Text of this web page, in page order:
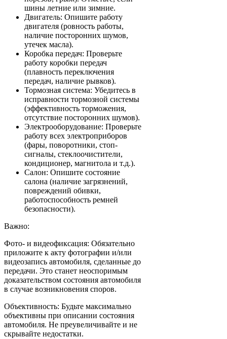
шины летние или зимние.
Двигатель: Опишите работу
двигателя (ровность работы,
наличие посторонних шумов,
утечек масла).
Коробка передач: Проверьте
работу коробки передач
(плавность переключения
передач, наличие рывков).
Тормозная система: Убедитесь в
исправности тормозной системы
(эффективность торможения,
отсутствие посторонних шумов).
Электрооборудование: Проверьте
работу всех электроприборов
(фары, поворотники, стоп-
сигналы, стеклоочистители,
кондиционер, магнитола и т.д.).
Салон: Опишите состояние
салона (наличие загрязнений,
повреждений обивки,
работоспособность ремней
безопасности).
Важно:
Фото- и видеофиксация: Обязательно
приложите к акту фотографии и/или
видеозапись автомобиля, сделанные до
передачи. Это станет неоспоримым
доказательством состояния автомобиля
в случае возникновения споров.
Объективность: Будьте максимально
объективны при описании состояния
автомобиля. Не преувеличивайте и не
скрывайте недостатки.